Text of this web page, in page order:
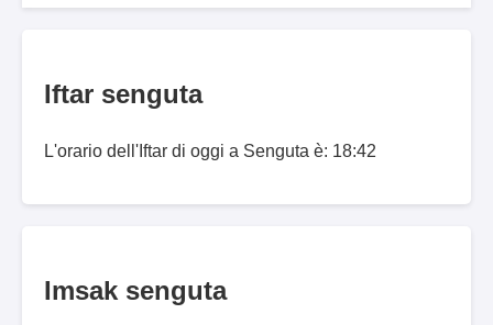
Iftar senguta
L'orario dell'Iftar di oggi a Senguta è: 18:42
Imsak senguta